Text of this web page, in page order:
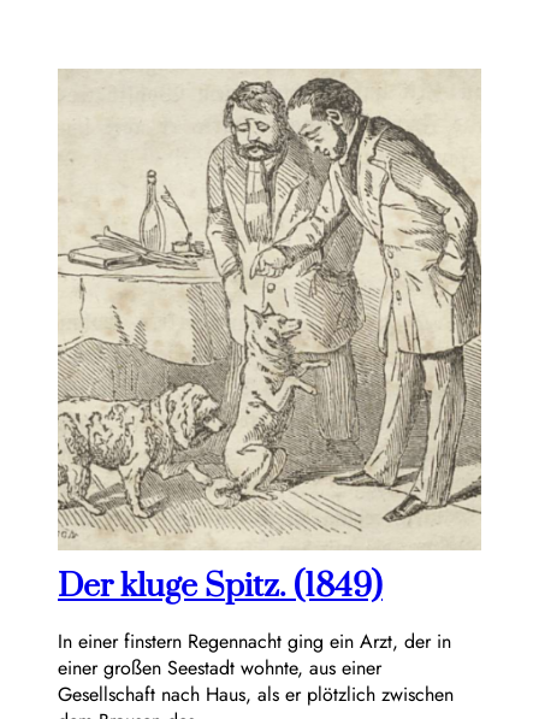
Der kluge Spitz. (1849)
In einer finstern Regennacht ging ein Arzt, der in
einer großen Seestadt wohnte, aus einer
Gesellschaft nach Haus, als er plötzlich zwischen